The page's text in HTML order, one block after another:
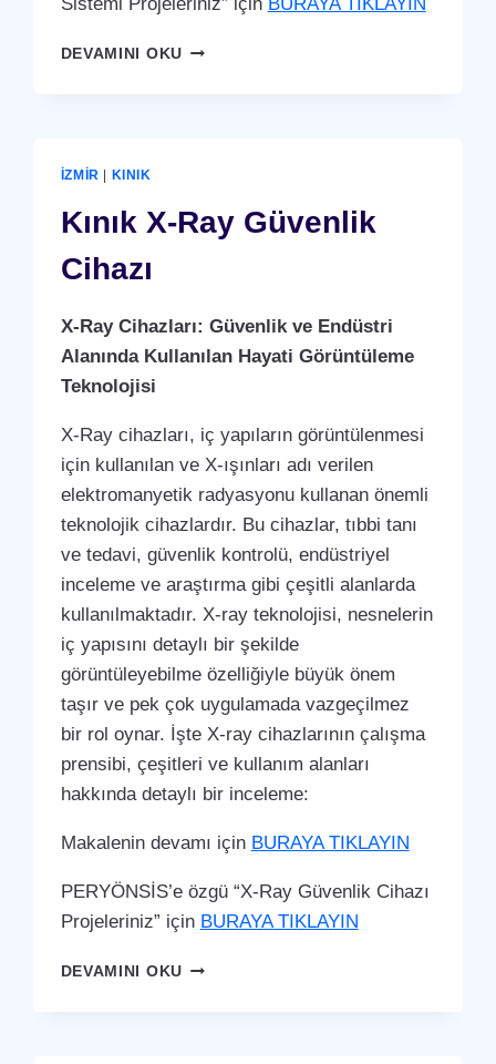
DEVAMINI OKUKINIK
İZMIR KINIK
Kınık X-Ray Güvenlik
Cihazı
X-Ray Cihazları: Güvenlik ve Endüstri
Alanında Kullanılan Hayati Görüntüleme
Teknolojisi
X-Ray cihazları, iç yapıların görüntülenmesi
için kullanılan ve X-ışınları adı verilen
elektromanyetik radyasyonu kullanan önemli
teknolojik cihazlardır. Bu cihazlar, tıbbi tanı
ve tedavi, güvenlik kontrolü, endüstriyel
inceleme ve araştırma gibi çeşitli alanlarda
kullanılmaktadır. X-ray teknolojisi, nesnelerin
iç yapısını detaylı bir şekilde
görüntüleyebilme özelliğiyle büyük önem
taşır ve pek çok uygulamada vazgeçilmez
bir rol oynar. İşte X-ray cihazlarının çalışma
prensibi, çeşitleri ve kullanım alanları
hakkında detaylı bir inceleme:
Makalenin devamı için BURAYA TIKLAYIN
PERYÖNSİS’e özgü “X-Ray Güvenlik Cihazı
Projeleriniz” için BURAYA TIKLAYIN
DEVAMINI OKUKINIK